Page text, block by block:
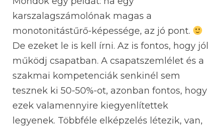
karszalagszámolónak magas a
monotonitástűrő-képessége, az jó pont.
De ezeket le is kell írni. Az is fontos, hogy jól
működj csapatban. A csapatszemlélet és a
szakmai kompetenciák senkinél sem
tesznek ki 50-50%-ot, azonban fontos, hogy
ezek valamennyire kiegyenlítettek
legyenek. Többféle elképzelés létezik, van,